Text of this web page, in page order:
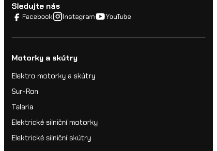
Sledujte nás
Facebook Instagram YouTube
Motorky a skútry
Elektro motorky a skútry
Sur-Ron
Talaria
Elektrické silniční motorky
Elektrické silniční skútry